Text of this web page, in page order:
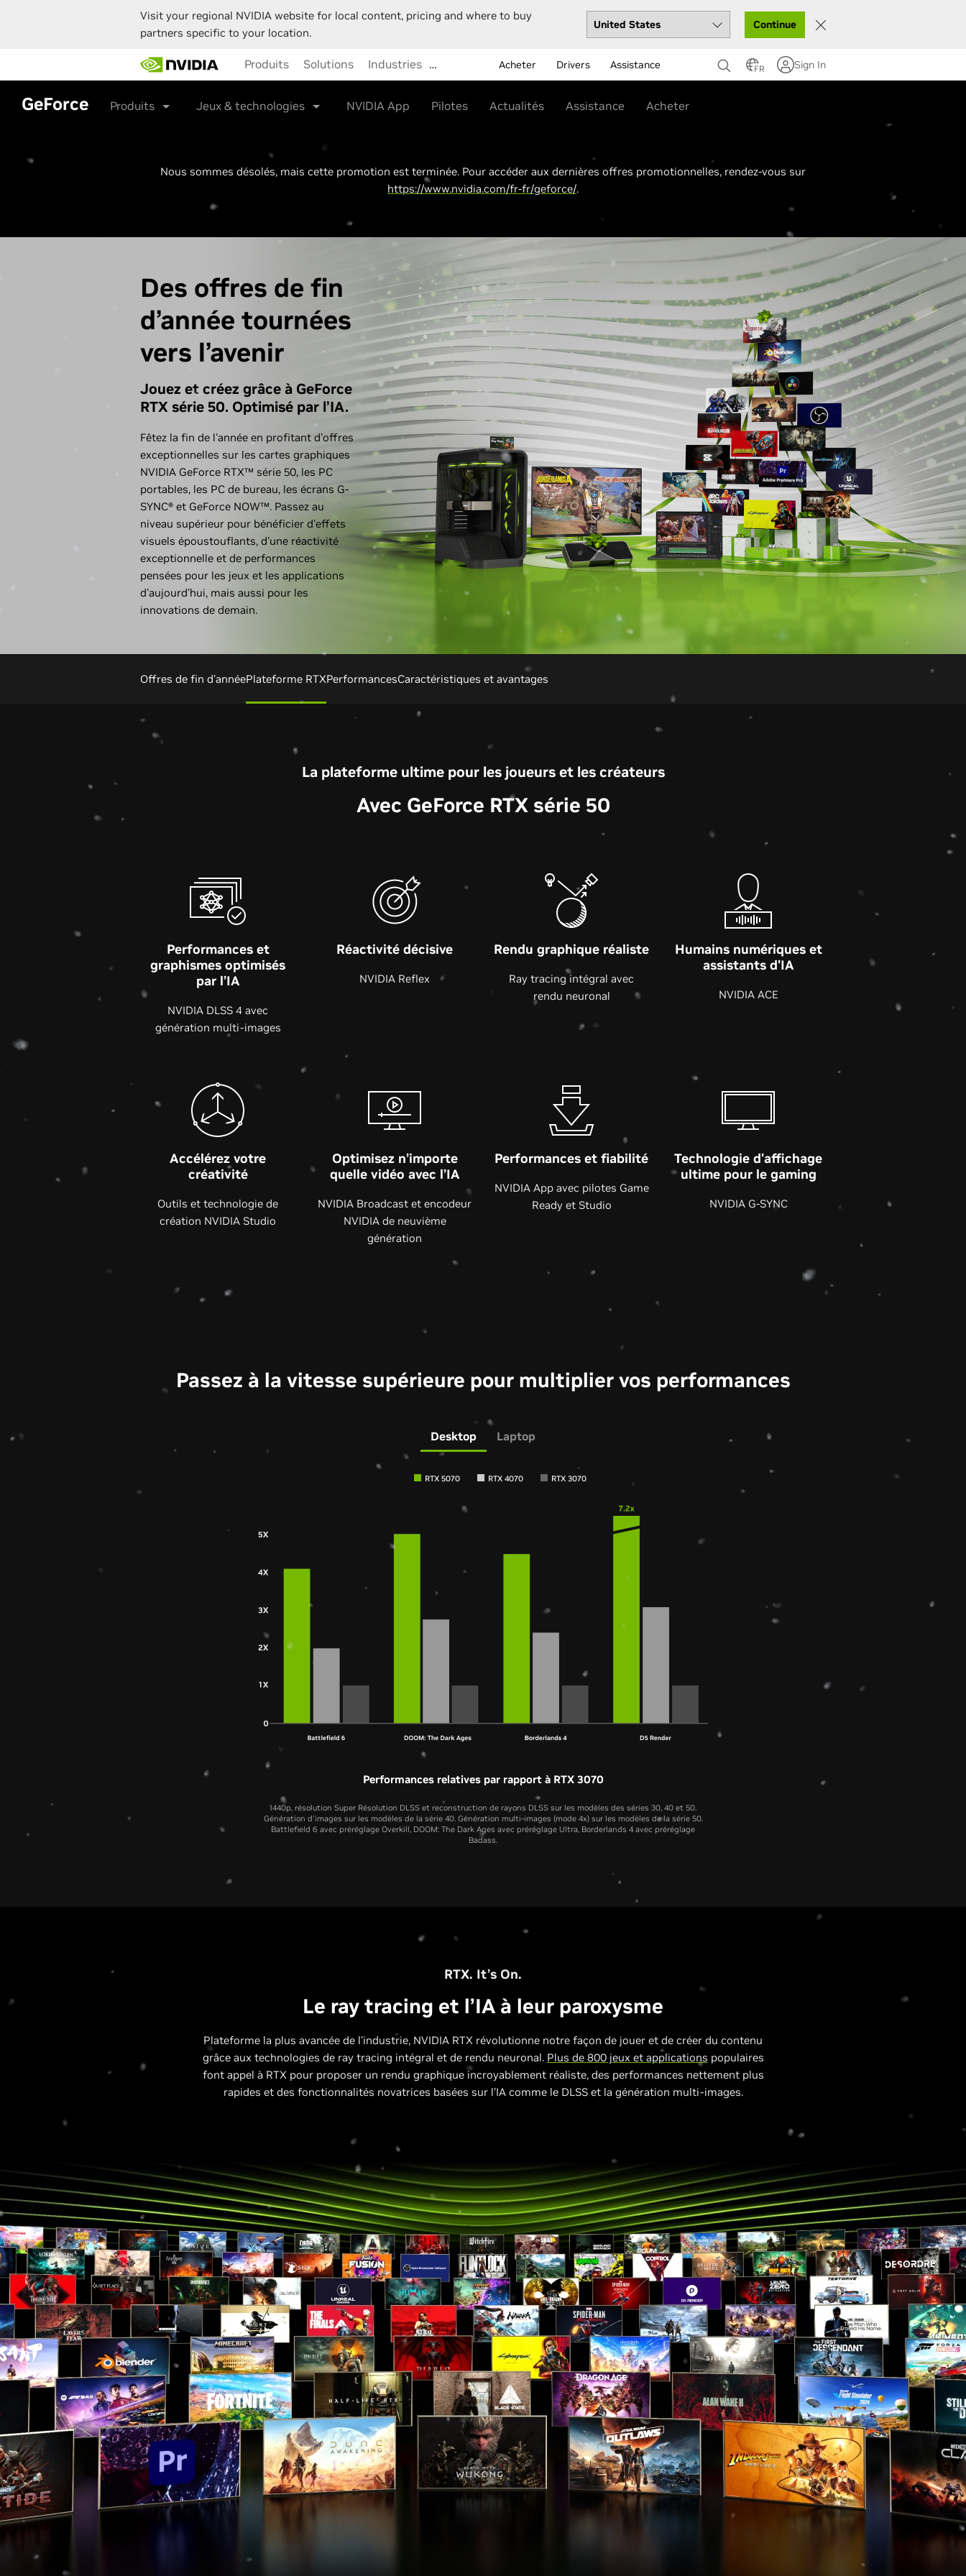
Visit your regional NVIDIA website for local content, pricing and where to buy
partners specific to your location.
Continue
main
content
Produits Solutions Industries … Acheter Drivers Assistance FR Sign In
GeForce Produits Jeux & technologies NVIDIA App Pilotes Actualités Assistance Acheter
Nous sommes désolés, mais cette promotion est terminée. Pour accéder aux dernières offres promotionnelles, rendez-vous sur
https://www.nvidia.com/fr-fr/geforce/.
Des offres de fin
d’année tournées
vers l’avenir
Jouez et créez grâce à GeForce
RTX série 50. Optimisé par l’IA.
Fêtez la fin de l'année en profitant d'offres
exceptionnelles sur les cartes graphiques
NVIDIA GeForce RTX™ série 50, les PC
portables, les PC de bureau, les écrans G-
SYNC® et GeForce NOW™. Passez au
niveau supérieur pour bénéficier d'effets
visuels époustouflants, d'une réactivité
exceptionnelle et de performances
pensées pour les jeux et les applications
d'aujourd'hui, mais aussi pour les
innovations de demain.
Offres de fin d'annéePlateforme RTXPerformancesCaractéristiques et avantages
La plateforme ultime pour les joueurs et les créateurs
Avec GeForce RTX série 50
Performances et
graphismes optimisés
par l’IA
NVIDIA DLSS 4 avec
génération multi-images
Réactivité décisive
NVIDIA Reflex
Rendu graphique réaliste
Ray tracing intégral avec
rendu neuronal
Humains numériques et
assistants d'IA
NVIDIA ACE
Accélérez votre
créativité
Outils et technologie de
création NVIDIA Studio
Optimisez n’importe
quelle vidéo avec l’IA
NVIDIA Broadcast et encodeur
NVIDIA de neuvième
génération
Performances et fiabilité
NVIDIA App avec pilotes Game
Ready et Studio
Technologie d'affichage
ultime pour le gaming
NVIDIA G-SYNC
Passez à la vitesse supérieure pour multiplier vos performances
Desktop Laptop
RTX 5070 RTX 4070 RTX 3070
Performances relatives par rapport à RTX 3070
1440p, résolution Super Résolution DLSS et reconstruction de rayons DLSS sur les modèles des séries 30, 40 et 50.
Génération d'images sur les modèles de la série 40. Génération multi-images (mode 4x) sur les modèles de la série 50.
Battlefield 6 avec préréglage Overkill, DOOM: The Dark Ages avec préréglage Ultra, Borderlands 4 avec préréglage
Badass.
Consommation du GPU 100 W, 1440p, Super Résolution DLSS et reconstruction de rayons DLSS sur les GPU série 30, 40
et 50, génération d'images sur les GPU série 40. Génération multi-images (mode 4X) sur les modèles de la série 50.
Battlefield 6 avec préréglage Ultra, DOOM: The Dark Ages avec préréglage Ultra et taille du pool de textures à 1 536,
Borderlands 4 avec préréglage élevé.
RTX. It’s On.
Le ray tracing et l’IA à leur paroxysme
Plateforme la plus avancée de l’industrie, NVIDIA RTX révolutionne notre façon de jouer et de créer du contenu
grâce aux technologies de ray tracing intégral et de rendu neuronal. Plus de 800 jeux et applications populaires
font appel à RTX pour proposer un rendu graphique incroyablement réaliste, des performances nettement plus
rapides et des fonctionnalités novatrices basées sur l’IA comme le DLSS et la génération multi-images.